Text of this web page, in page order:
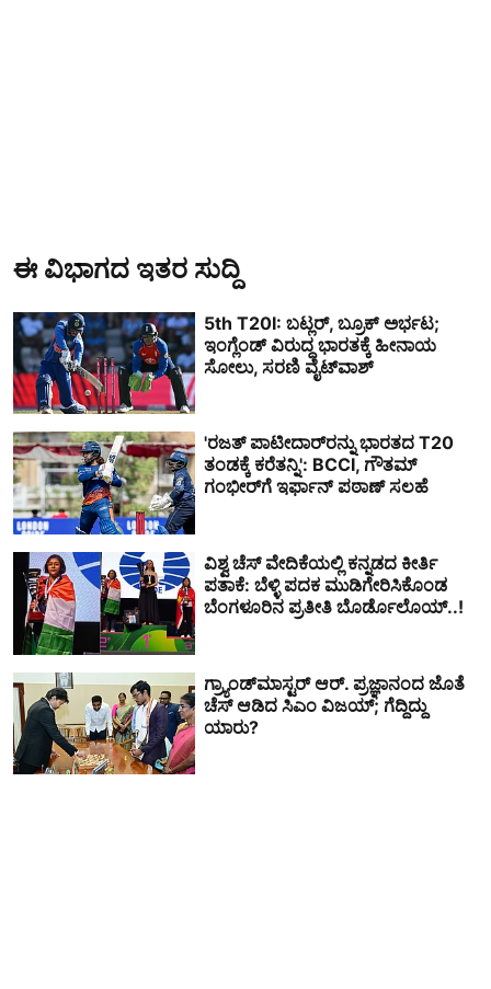
ಈ ವಿಭಾಗದ ಇತರ ಸುದ್ದಿ
5th T20I: ಬಟ್ಲರ್, ಬ್ರೂಕ್ ಅರ್ಭಟ;
ಇಂಗ್ಲೆಂಡ್ ವಿರುದ್ಧ ಭಾರತಕ್ಕೆ ಹೀನಾಯ
ಸೋಲು, ಸರಣಿ ವೈಟ್‌ವಾಶ್
'ರಜತ್ ಪಾಟೀದಾರ್‌ರನ್ನು ಭಾರತದ T20
ತಂಡಕ್ಕೆ ಕರೆತನ್ನಿ': BCCI, ಗೌತಮ್
ಗಂಭೀರ್‌ಗೆ ಇರ್ಫಾನ್ ಪಠಾಣ್ ಸಲಹೆ
ವಿಶ್ವ ಚೆಸ್ ವೇದಿಕೆಯಲ್ಲಿ ಕನ್ನಡದ ಕೀರ್ತಿ
ಪತಾಕೆ: ಬೆಳ್ಳಿ ಪದಕ ಮುಡಿಗೇರಿಸಿಕೊಂಡ
ಬೆಂಗಳೂರಿನ ಪ್ರತೀತಿ ಬೊರ್ಡೊಲೊಯ್..!
ಗ್ರ್ಯಾಂಡ್‌ಮಾಸ್ಟರ್ ಆರ್. ಪ್ರಜ್ಞಾನಂದ ಜೊತೆ
ಚೆಸ್ ಆಡಿದ ಸಿಎಂ ವಿಜಯ್; ಗೆದ್ದಿದ್ದು
ಯಾರು?